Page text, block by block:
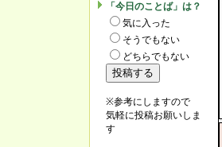
「今日のことば」は？
気に入った
そうでもない
どちらでもない
※参考にしますので
気軽に投稿お願いしま
す